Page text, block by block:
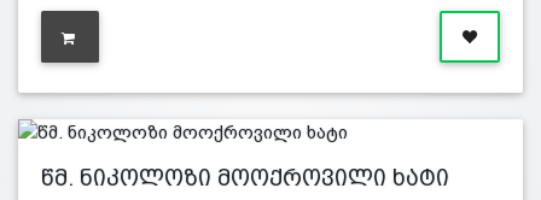
წმ. ნიკოლოზი მოოქროვილი ხატი